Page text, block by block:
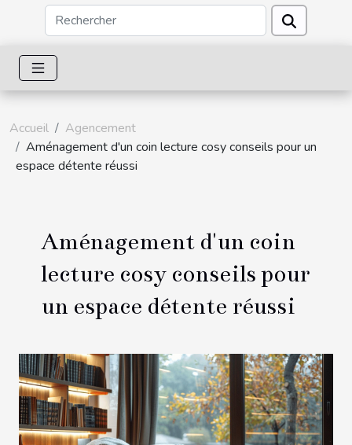
Accueil
Agencement
Aménagement d'un coin lecture cosy conseils pour un
espace détente réussi
Aménagement d'un coin
lecture cosy conseils pour
un espace détente réussi